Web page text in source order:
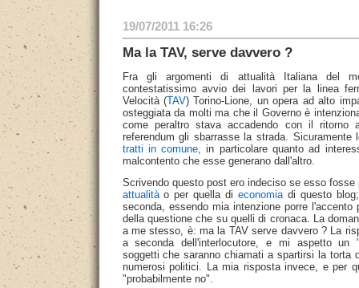
19/07/2011 16:26
Ma la TAV, serve davvero ?
Fra gli argomenti di attualità Italiana del
contestatissimo avvio dei lavori per la linea
Velocità (TAV) Torino-Lione, un opera ad alto
osteggiata da molti ma che il Governo è
come peraltro stava accadendo con il ritorno
referendum gli sbarrasse la strada.
tratti in comune, in particolare quanto ad
malcontento che esse generano dall'altro.
Scrivendo questo post ero indeciso se esso fosse
attualitào per quella dieconomiadi questo
seconda, essendo mia intenzione porre
della questione che su quelli di cronaca. La
a me stesso, è: ma la TAV serve davvero ? La
a seconda dell'interlocutore, e mi aspetto un
soggetti che saranno chiamati a spartirsi la torta
numerosi politici. La mia risposta invece, e per
"probabilmente no".